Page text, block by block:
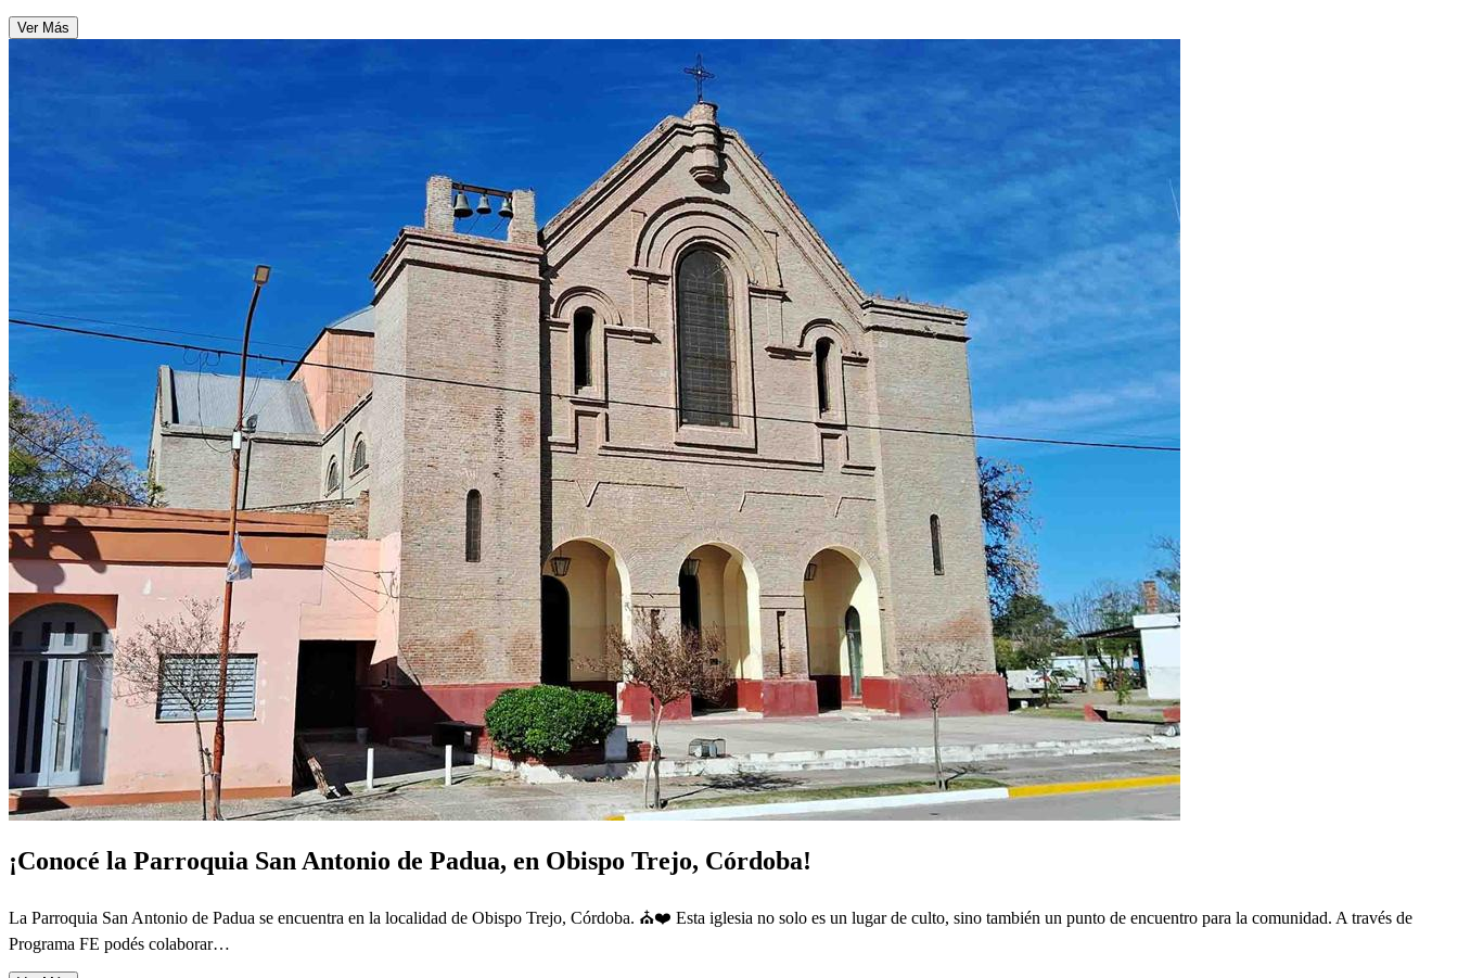
Ver Más
¡Conocé la Parroquia San Antonio de Padua, en Obispo Trejo, Córdoba!
La Parroquia San Antonio de Padua se encuentra en la localidad de Obispo Trejo, Córdoba. ⛪❤️ Esta iglesia no solo es un lugar de culto, sino también un punto de encuentro para la comunidad. A través de
Programa FE podés colaborar…